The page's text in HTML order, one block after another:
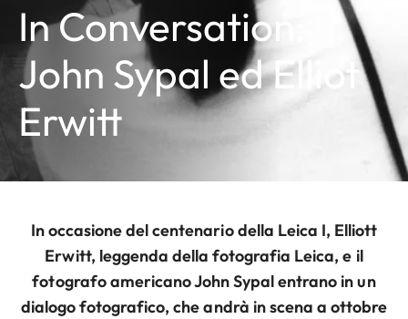
In Conversation:
John Sypal ed Elliot
Erwitt
In occasione del centenario della Leica I, Elliott
Erwitt, leggenda della fotografia Leica, e il
fotografo americano John Sypal entrano in un
dialogo fotografico, che andrà in scena a ottobre